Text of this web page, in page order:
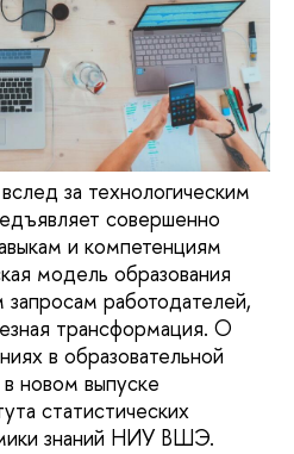
за технологическим
совершенно
и компетенциям
модель образования
работодателей,
трансформация. О
в образовательной
новом выпуске
статистических
знаний НИУ ВШЭ.